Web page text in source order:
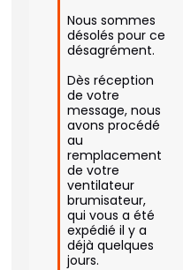
Nous sommes
désolés pour ce
désagrément.
Dès réception
de votre
message, nous
avons procédé
au
remplacement
de votre
ventilateur
brumisateur,
qui vous a été
expédié il y a
déjà quelques
jours.